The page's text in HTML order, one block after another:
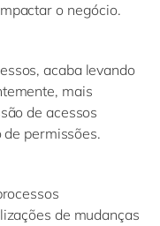
o negócio.
acaba levando
mais
de acessos
permissões.
de mudanças